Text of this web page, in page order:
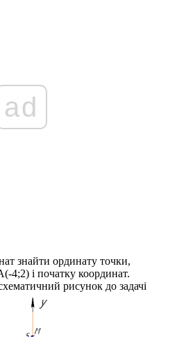
ad
знайти ординату точки,
4;2) і початку координат.
рисунок до задачі